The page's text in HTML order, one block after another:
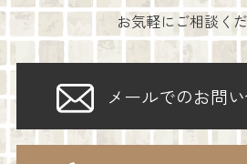
お気軽にご相談く
メールでのお問